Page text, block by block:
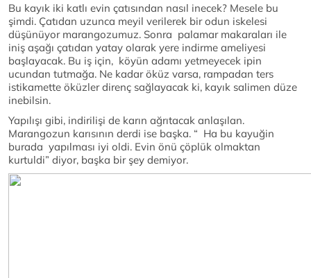
Bu kayık iki katlı evin çatısından nasıl inecek? Mesele bu
şimdi. Çatıdan uzunca meyil verilerek bir odun iskelesi
düşünüyor marangozumuz. Sonra palamar makaraları ile
iniş aşağı çatıdan yatay olarak yere indirme ameliyesi
başlayacak. Bu iş için, köyün adamı yetmeyecek ipin
ucundan tutmağa. Ne kadar öküz varsa, rampadan ters
istikamette öküzler direnç sağlayacak ki, kayık salimen düze
inebilsin.
Yapılışı gibi, indirilişi de karın ağrıtacak anlaşılan.
Marangozun karısının derdi ise başka. “ Ha bu kayuğin
burada yapılması iyi oldi. Evin önü çöplük olmaktan
kurtuldi” diyor, başka bir şey demiyor.